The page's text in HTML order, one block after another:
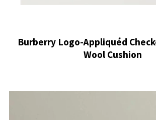
Burberry Logo-Appliquéd
Wool Cushion